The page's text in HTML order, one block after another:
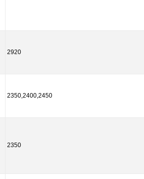
2920
2350,2400,2450
2350